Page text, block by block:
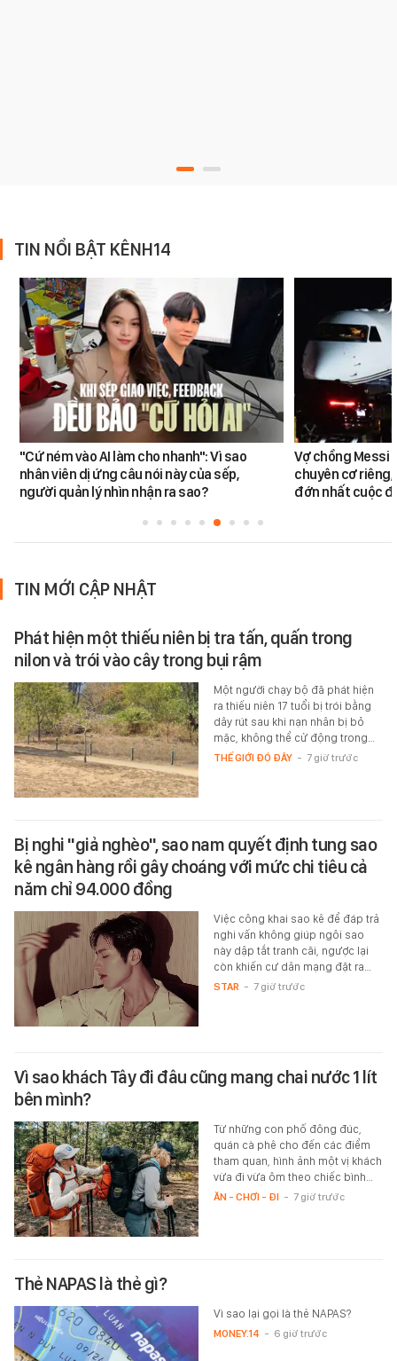
TIN NỔI BẬT KÊNH14
"Cứ ném vào AI làm cho nhanh": Vì sao
nhân viên dị ứng câu nói này của sếp,
người quản lý nhìn nhận ra sao?
Vợ chồng Messi
chuyên cơ
đớn nhất cuộc
TIN MỚI CẬP NHẬT
Phát hiện một thiếu niên bị tra tấn, quấn trong
nilon và trói vào cây trong bụi rậm
Một người chạy bộ đã phát hiện
ra thiếu niên 17 tuổi bị trói bằng
dây rút sau khi nạn nhân bị bỏ
mặc, không thể cử động trong…
THẾ GIỚI ĐÓ ĐÂY - 7 giờ trước
Bị nghi "giả nghèo", sao nam quyết định tung sao
kê ngân hàng rồi gây choáng với mức chi tiêu cả
năm chỉ 94.000 đồng
Việc công khai sao kê để đáp trả
nghi vấn không giúp ngôi sao
này dập tắt tranh cãi, ngược lại
còn khiến cư dân mạng đặt ra…
STAR - 7 giờ trước
Vì sao khách Tây đi đâu cũng mang chai nước 1 lít
bên mình?
Từ những con phố đông đúc,
quán cà phê cho đến các điểm
tham quan, hình ảnh một vị khách
vừa đi vừa ôm theo chiếc bình…
ĂN - CHƠI - ĐI - 7 giờ trước
Thẻ NAPAS là thẻ gì?
Vì sao lại gọi là thẻ NAPAS?
MONEY.14 - 6 giờ trước